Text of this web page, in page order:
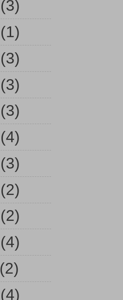
(3)
(1)
(3)
(3)
(3)
(4)
(3)
(2)
(2)
(4)
(2)
(4)